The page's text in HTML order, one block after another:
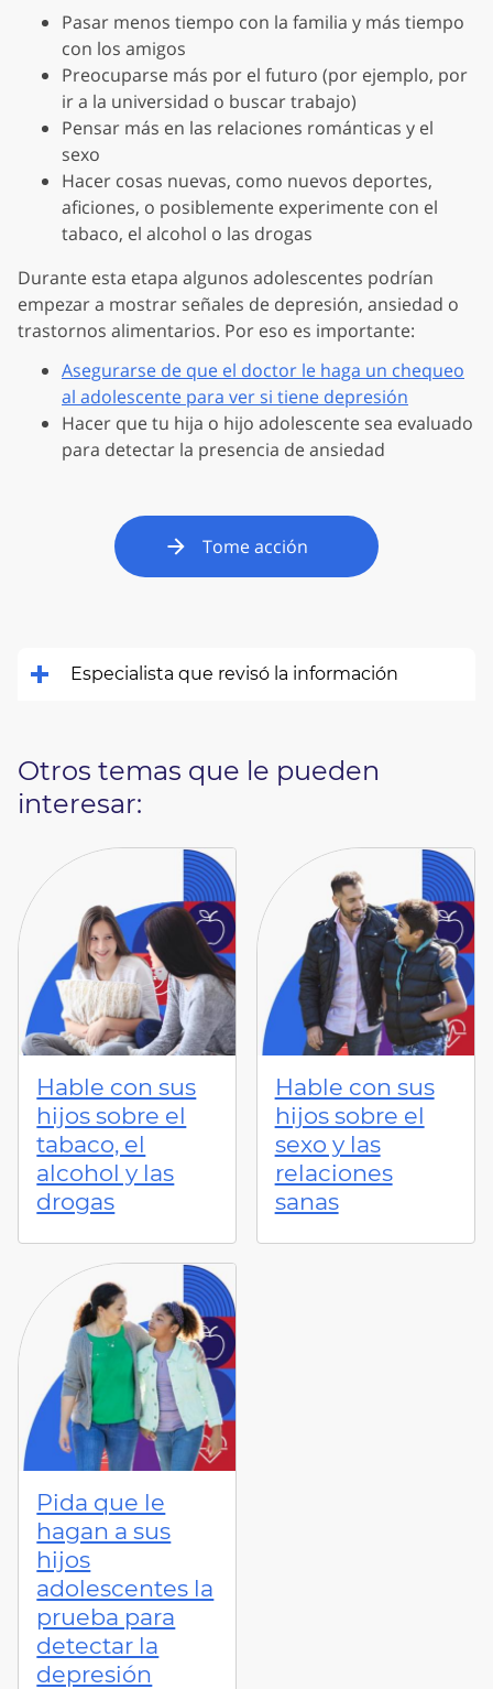
Pasar menos tiempo con la familia y más tiempo
con los amigos
Preocuparse más por el futuro (por ejemplo, por
ir a la universidad o buscar trabajo)
Pensar más en las relaciones románticas y el
sexo
Hacer cosas nuevas, como nuevos deportes,
aficiones, o posiblemente experimente con el
tabaco, el alcohol o las drogas
Durante esta etapa algunos adolescentes podrían
empezar a mostrar señales de depresión, ansiedad o
trastornos alimentarios. Por eso es importante:
Asegurarse de que el doctor le haga un chequeo
al adolescente para ver si tiene depresión
Hacer que tu hija o hijo adolescente sea evaluado
para detectar la presencia de ansiedad
Tome acción
Especialista que revisó la información
Otros temas que le pueden
interesar:
Hable con sus
hijos sobre el
tabaco, el
alcohol y las
drogas
Hable con sus
hijos sobre el
sexo y las
relaciones
sanas
Pida que le
hagan a sus
hijos
adolescentes la
prueba para
detectar la
depresión